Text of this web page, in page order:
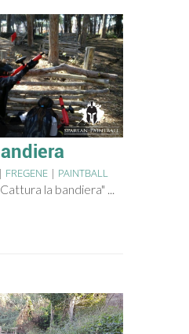
| FREGENE | PAINTBALL
la bandiera" ...